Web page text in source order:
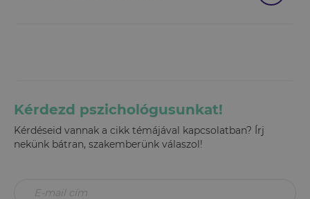
Kérdezd pszichológusunkat!
Kérdéseid vannak a cikk témájával kapcsolatban? Írj
nekünk bátran, szakemberünk válaszol!